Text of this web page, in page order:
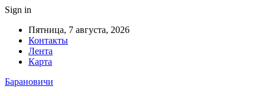
Sign in
Пятница, 7 августа, 2026
Контакты
Лента
Карта
Барановичи